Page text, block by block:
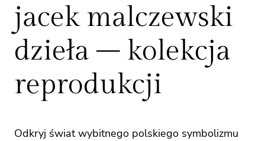
jacek malczewski
dzieła – kolekcja
reprodukcji
Odkryj świat wybitnego polskiego symbolizmu